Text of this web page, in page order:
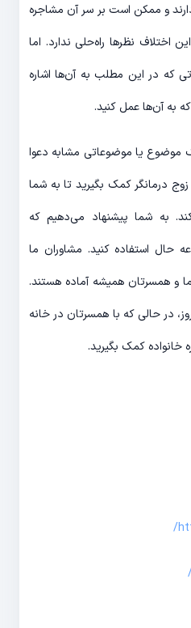
و ممکن است بر سر آن‌ مشاجره
اختلاف نظرها راه‌حلی ندارد. اما
که در این مطلب به آن‌ها اشاره
به آن‌ها عمل کنید.
موضوع یا موضوعاتی مشابه دعوا
درمانگر کمک بگیرید تا به شما
به شما پیشنهاد می‌دهیم که
حال استفاده کنید. مشاوران ما
و همسرتان همیشه آماده هستند.
در حالی ‌که با همسرتان در خانه
خانواده کمک بگیرید.